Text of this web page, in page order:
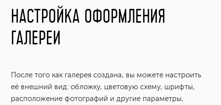
ОБНОВЛЕНИЯ
Настройка оформления галереи
Как добавить фото и видео в галерею?
Как изменить язык для клиентской галереи?
НАСТРОЙКА ОФОРМЛЕНИЯ
ГАЛЕРЕИ
После того как галерея создана, вы можете настроить
её внешний вид: обложку, цветовую схему, шрифты,
расположение фотографий и другие параметры,